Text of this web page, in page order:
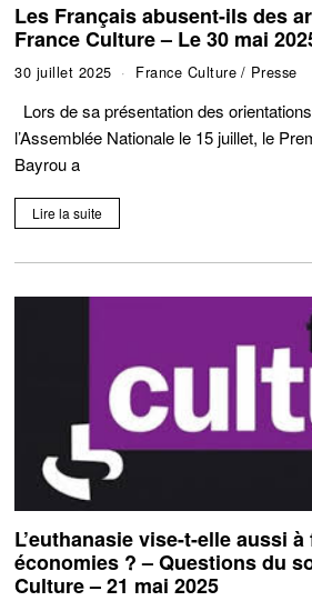
Les Français abusent-ils des
France Culture – Le 30 mai
30 juillet 2025 France Culture / Presse
Lors de sa présentation des
l’Assemblée Nationale le 15 juillet, le
Bayrou a
Lire la suite
L’euthanasie vise-t-elle aussi
économies ? – Questions du
Culture – 21 mai 2025